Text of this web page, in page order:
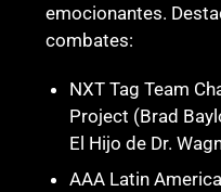
emocionantes.
combates:
NXT Tag Team
Project (Brad
El Hijo de Dr.
AAA Latin